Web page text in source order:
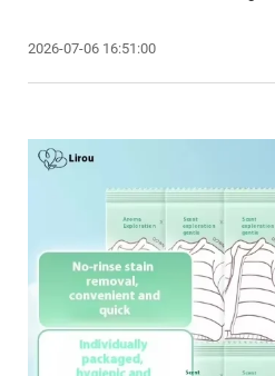
2026-07-06 16:51:00